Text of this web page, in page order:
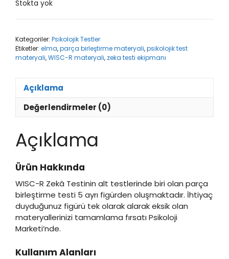
Stokta yok
Kategoriler: Psikolojik Testler
Etiketler: elma,parça birleştirme materyali,psikolojik test
materyali,WISC-R materyali, zeka testi ekipmanı
Açıklama
Değerlendirmeler (0)
Açıklama
Ürün Hakkında
WISC-R Zekâ Testinin alt testlerinde biri olan parça
birleştirme testi 5 ayrı figürden oluşmaktadır. İhtiyaç
duyduğunuz figürü tek olarak alarak eksik olan
materyallerinizi tamamlama fırsatı Psikoloji
Marketi’nde.
Kullanım Alanları